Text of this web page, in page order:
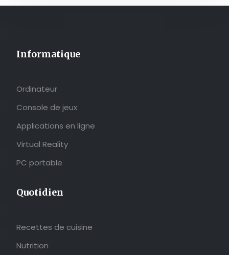
Informatique
Ordinateur
Console de jeux
Applications en ligne
Virtual Reality
PC portable
Quotidien
Recettes de cuisine
Nutrition